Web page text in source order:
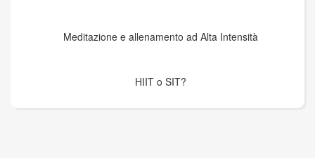
Meditazione e allenamento ad Alta Intensità
HIIT o SIT?